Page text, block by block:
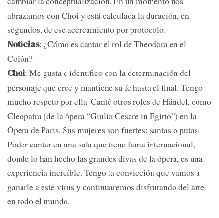
abrazamos con Choi y está calculada la duración, en
segundos, de ese acercamiento por protocolo.
Noticias: ¿Cómo es cantar el rol de Theodora en el
Colón?
Choi: Me gusta e identifico con la determinación del
personaje que cree y mantiene su fe hasta el final. Tengo
mucho respeto por ella. Canté otros roles de Händel, como
Cleopatra (de la ópera “Giulio Cesare in Egitto”) en la
Ópera de Paris. Sus mujeres son fuertes; santas o putas.
Poder cantar en una sala que tiene fama internacional,
donde lo han hecho las grandes divas de la ópera, es una
experiencia increíble. Tengo la convicción que vamos a
ganarle a este virus y continuaremos disfrutando del arte
en todo el mundo.